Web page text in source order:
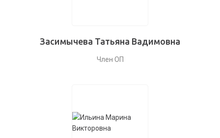
Засимычева Татьяна Вадимовна
Член ОП